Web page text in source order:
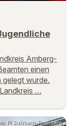
Amberg-
einen
gelegt wurde.
…
PI Sulzbach-Rosenberg